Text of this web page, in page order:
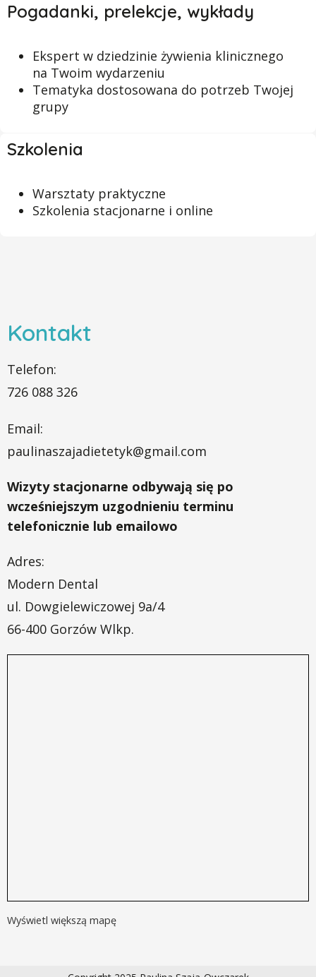
Pogadanki, prelekcje, wykłady
Ekspert w dziedzinie żywienia klinicznego
na Twoim wydarzeniu
Tematyka dostosowana do potrzeb Twojej
grupy
Szkolenia
Warsztaty praktyczne
Szkolenia stacjonarne i online
Kontakt
Telefon:
726 088 326
Email:
paulinaszajadietetyk@gmail.com
Wizyty stacjonarne odbywają się po
wcześniejszym uzgodnieniu terminu
telefonicznie lub emailowo
Adres:
Modern Dental
ul. Dowgielewiczowej 9a/4
66-400 Gorzów Wlkp.
Wyświetl większą mapę